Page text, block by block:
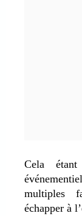
Cela
multiples
échapper à